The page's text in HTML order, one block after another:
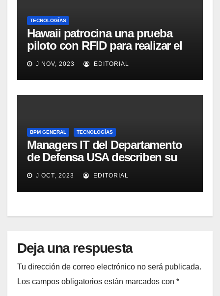
TECNOLOGÍAS
Hawaii patrocina una prueba
piloto con RFID para realizar el
seguimiento y control de
alimentos
J NOV, 2023 EDITORIAL
BPM GENERAL TECNOLOGÍAS
Managers IT del Departamento
de Defensa USA describen su
implementación SOA
J OCT, 2023 EDITORIAL
Deja una respuesta
Tu dirección de correo electrónico no será publicada.
Los campos obligatorios están marcados con *